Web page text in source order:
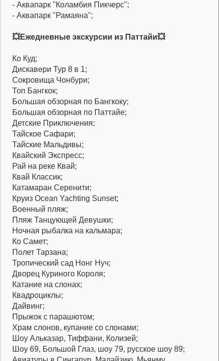
- Аквапарк "Коламбия Пикчерс";
- Аквапарк "Рамаяна";
💥Ежедневные экскурсии из Паттайи💥
Ко Куд;
Дискавери Тур 8 в 1;
Сокровища Чонбури;
Топ Бангкок;
Большая обзорная по Бангкоку;
Большая обзорная по Паттайе;
Детские Приключения;
Тайское Сафари;
Тайские Мальдивы;
Квайский Экспресс;
Рай на реке Квай;
Квай Классик;
Катамаран Серенити;
Круиз Ocean Yachting Sunset;
Военный пляж;
Пляж Танцующей Девушки;
Ночная рыбалка на кальмара;
Ко Самет;
Полет Тарзана;
Тропический сад Нонг Нуч;
Дворец Куриного Короля;
Катание на слонах;
Квадроциклы;
Дайвинг;
Прыжок с парашютом;
Храм слонов, купание со слонами;
Шоу Альказар, Тиффани, Колизей;
Шоу 69, Большой Глаз, шоу 79, русское шоу 89;